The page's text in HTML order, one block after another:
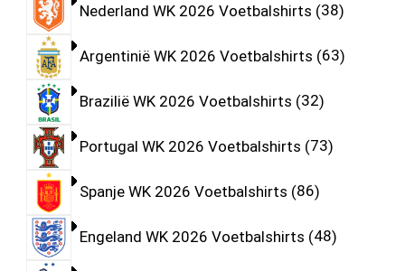
Nederland WK 2026 Voetbalshirts 38
Argentinië WK 2026 Voetbalshirts 63
Brazilië WK 2026 Voetbalshirts 32
Portugal WK 2026 Voetbalshirts 73
Spanje WK 2026 Voetbalshirts 86
Engeland WK 2026 Voetbalshirts 48